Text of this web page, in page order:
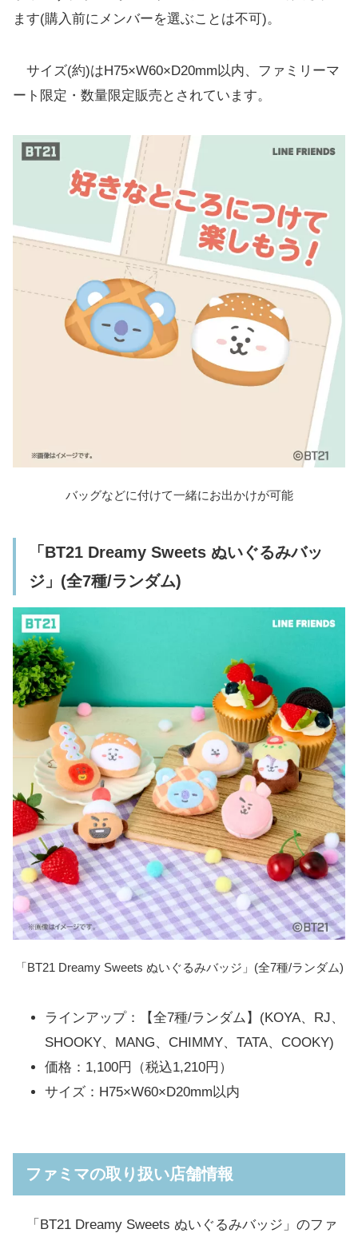
ます(購入前にメンバーを選ぶことは不可)。
サイズ(約)はH75×W60×D20mm以内、ファミリーマ
ート限定・数量限定販売とされています。
バッグなどに付けて一緒にお出かけが可能
「BT21 Dreamy Sweets ぬいぐるみバッ
ジ」(全7種/ランダム)
「BT21 Dreamy Sweets ぬいぐるみバッジ」(全7種/ランダム)
ラインアップ：【全7種/ランダム】(KOYA、RJ、
SHOOKY、MANG、CHIMMY、TATA、COOKY)
価格：1,100円（税込1,210円）
サイズ：H75×W60×D20mm以内
ファミマの取り扱い店舗情報
「BT21 Dreamy Sweets ぬいぐるみバッジ」のファ